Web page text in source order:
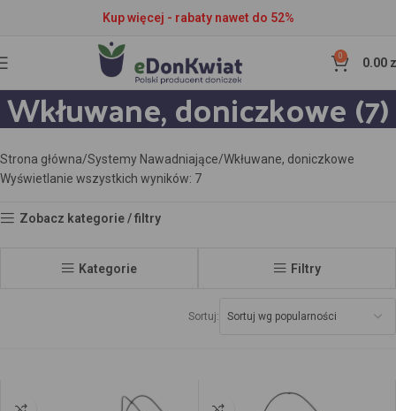
Kup więcej - rabaty nawet do 52%
0 0.00
Wkłuwane, doniczkowe (7)
Strona główna Systemy Nawadniające Wkłuwane, doniczkowe
Wyświetlanie wszystkich wyników: 7
Zobacz kategorie / filtry
Kategorie Filtry
Sortuj: